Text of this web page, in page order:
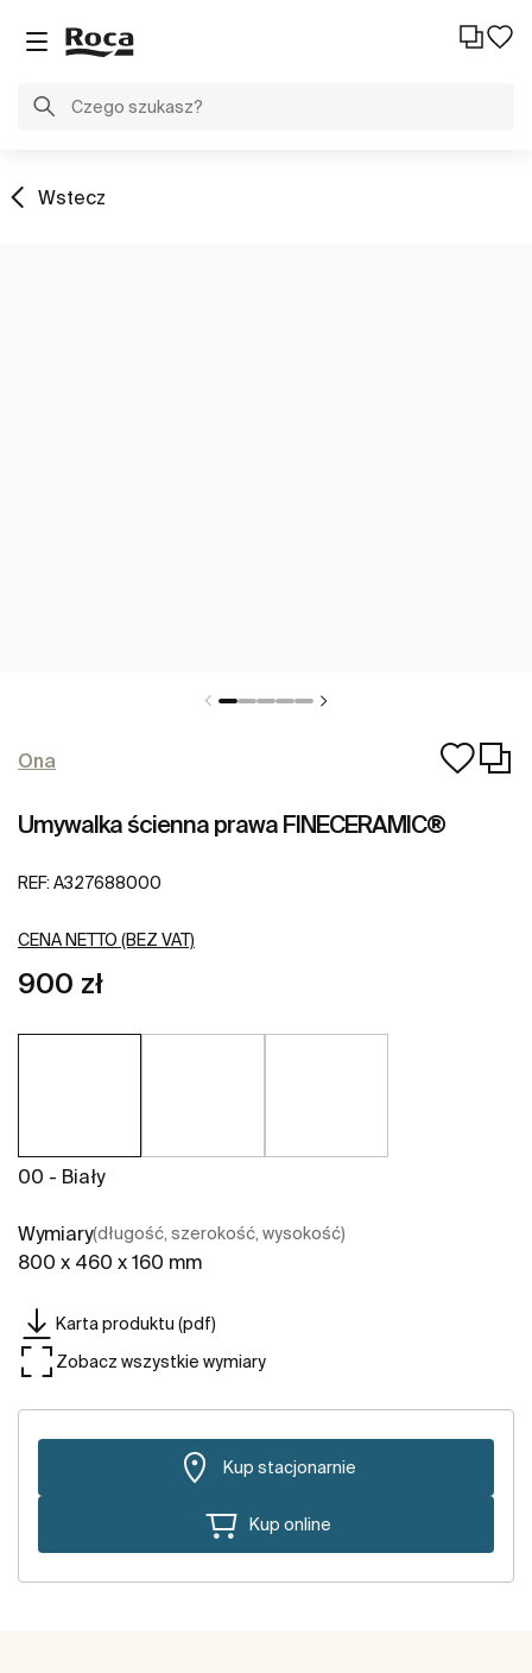
Wstecz
Ona
Umywalka ścienna prawa FINECERAMIC®
REF: A327688000
CENA NETTO (BEZ VAT)
900 zł
00 - Biały
Wymiary(długość, szerokość, wysokość)
800 x 460 x 160 mm
Karta produktu (pdf)
Zobacz wszystkie wymiary
Kup stacjonarnie
Kup online